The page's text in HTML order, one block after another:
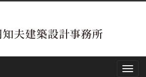
Toggle